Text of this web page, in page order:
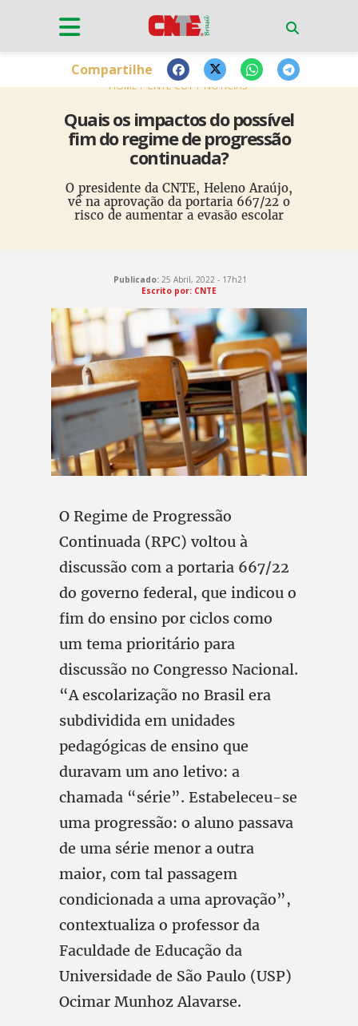
HOME CNTE-CUT NOTÍCIAS
Quais os impactos do possível
fim do regime de progressão
continuada?
O presidente da CNTE, Heleno Araújo,
vê na aprovação da portaria 667/22 o
risco de aumentar a evasão escolar
Compartilhe
Publicado: 25 Abril, 2022 - 17h21
Escrito por: CNTE
O Regime de Progressão
Continuada (RPC) voltou à
discussão com a portaria 667/22
do governo federal, que indicou o
fim do ensino por ciclos como
um tema prioritário para
discussão no Congresso Nacional.
“A escolarização no Brasil era
subdividida em unidades
pedagógicas de ensino que
duravam um ano letivo: a
chamada “série”. Estabeleceu-se
uma progressão: o aluno passava
de uma série menor a outra
maior, com tal passagem
condicionada a uma aprovação”,
contextualiza o professor da
Faculdade de Educação da
Universidade de São Paulo (USP)
Ocimar Munhoz Alavarse.